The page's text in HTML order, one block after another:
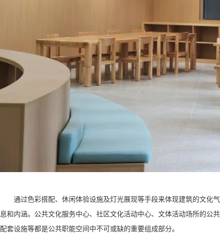
通过色彩搭配、休闲体验设施及灯光展现等手段来体现建筑的文化气
息和内涵。公共文化服务中心、社区文化活动中心、文体活动场所的公共
配套设施等都是公共职能空间中不可或缺的重要组成部分。